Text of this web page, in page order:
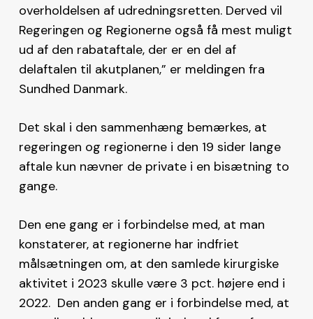
overholdelsen af udredningsretten. Derved vil
Regeringen og Regionerne også få mest muligt
ud af den rabataftale, der er en del af
delaftalen til akutplanen,” er meldingen fra
Sundhed Danmark.
Det skal i den sammenhæng bemærkes, at
regeringen og regionerne i den 19 sider lange
aftale kun nævner de private i en bisætning to
gange.
Den ene gang er i forbindelse med, at man
konstaterer, at regionerne har indfriet
målsætningen om, at den samlede kirurgiske
aktivitet i 2023 skulle være 3 pct. højere end i
2022. Den anden gang er i forbindelse med, at